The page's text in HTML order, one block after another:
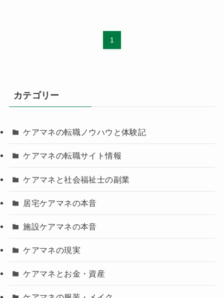
1
カテゴリー
ケアマネの転職ノウハウと体験記
ケアマネの転職サイト情報
ケアマネと社会福祉士の副業
居宅ケアマネの本音
施設ケアマネの本音
ケアマネの現実
ケアマネとお金・資産